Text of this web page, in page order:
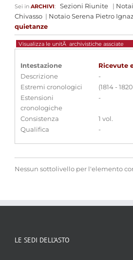
Sei in ARCHIVI: Sezioni Riunite | Notai
Chivasso | Notaio Serena Pietro
quietanze
Visualizza le unitÃ archivistiche assciate
Intestazione
Ricevute
Descrizione
-
Estremi cronologici
(1814 -
Estensioni
cronologiche
-
Consistenza
1 vol.
Qualifica
-
Nessun sottolivello per l'elemento
LE SEDI DELL’ASTO